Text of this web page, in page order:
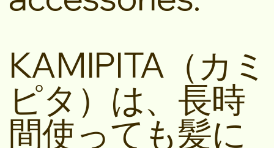
KAMIPITA（カミ
ピタ）は、長時
間使っても髪に